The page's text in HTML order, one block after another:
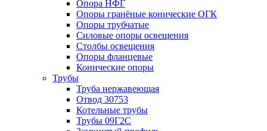
Опора НФГ
Опоры гранёные конические ОГК
Опоры трубчатые
Силовые опоры освещения
Столбы освещения
Опоры фланцевые
Конические опоры
Трубы
Труба нержавеющая
Отвод 30753
Котельные трубы
Трубы 09Г2С